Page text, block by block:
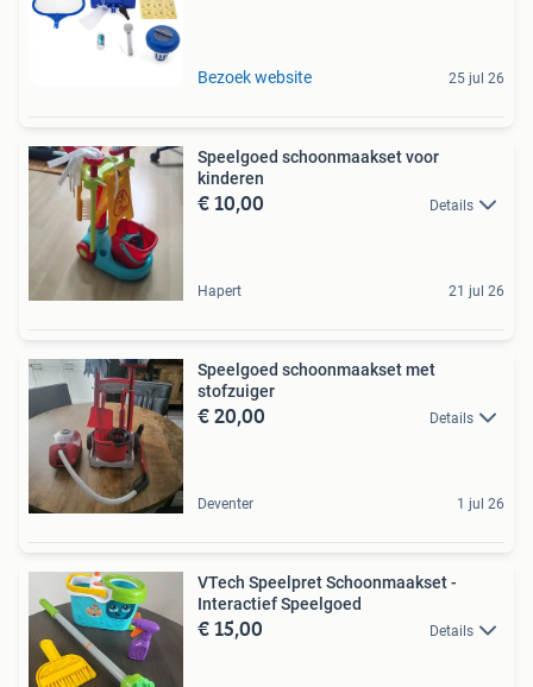
Bezoek website 25 jul 26
Speelgoed schoonmaakset voor
kinderen
€ 10,00 Details
Hapert 21 jul 26
Speelgoed schoonmaakset met
stofzuiger
€ 20,00 Details
Deventer 1 jul 26
VTech Speelpret Schoonmaakset -
Interactief Speelgoed
€ 15,00 Details